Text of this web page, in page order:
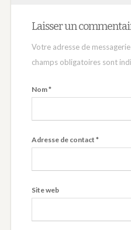
Laisser un
Votre adresse de
champs obligatoires sont
Nom*
Adresse de contact *
Site web